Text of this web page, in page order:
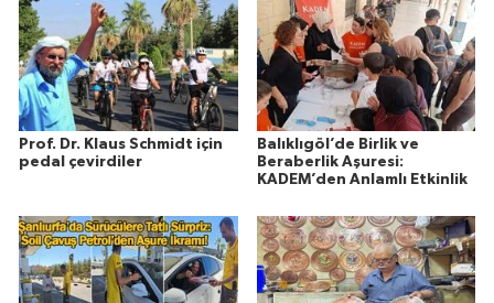
Prof. Dr. Klaus Schmidt için
pedal çevirdiler
Balıklıgöl’de Birlik ve
Beraberlik Aşuresi:
KADEM’den Anlamlı Etkinlik